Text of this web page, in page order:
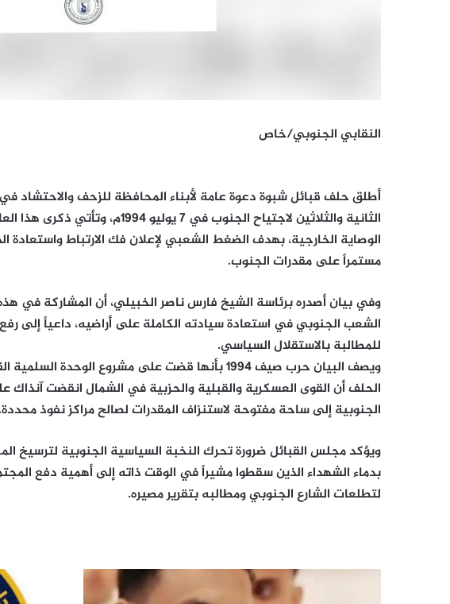
النقابي الجنوبي/خاص
أطلق حلف قبائل شبوة دعوة عامة لأبناء المحافظة للزحف والاحتشاد
الثانية والثلاثين لاجتياح الجنوب
الوصاية الخارجية، بهدف الضغط الشعبي لإعلان فك الارتباط واستعادة
مستمراً على مقدرات الجنوب.
وفي بيان أصدره برئاسة الشيخ فارس ناصر الخبيلي، أن المشاركة في هذه
الشعب الجنوبي في استعادة سيادته الكاملة على أراضيه، داعياً إلى
للمطالبة بالاستقلال السياسي.
ويصف البيان حرب صيف 1994 بأنها قضت على مشروع
الحلف أن القوى العسكرية والقبلية والحزبية في الشمال انقضت آنذاك
الجنوبية إلى ساحة مفتوحة لاستنزاف المقدرات لصالح مراكز نفوذ محددة.
ويؤكد مجلس القبائل ضرورة تحرك النخبة السياسية الجنوبية لترسيخ
بدماء الشهداء الذين سقطوا مشيراً في الوقت ذاته إلى أهمية دفع
لتطلعات الشارع الجنوبي ومطالبه بتقرير مصيره.
يوليو